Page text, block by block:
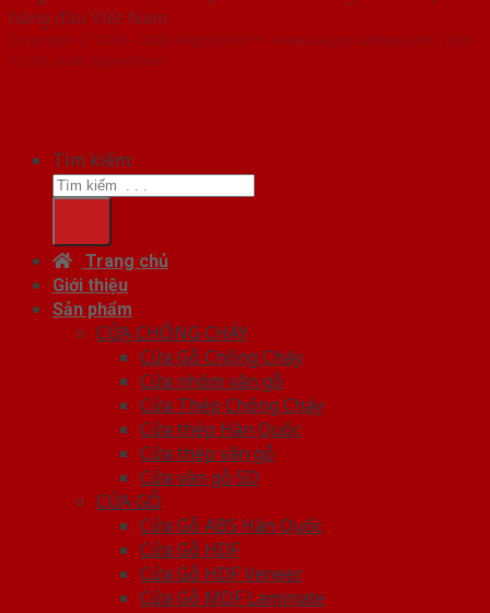
hàng đầu Việt Nam
Copyright ⓒ 2016 – 2026 SaigonDoor™ - www.cuagocuathep.com | Đơn
vị chủ quản SaigonDoor
Tìm kiếm:
Trang chủ
Giới thiệu
Sản phẩm
CỬA CHỐNG CHÁY
Cửa Gỗ Chống Cháy
Cửa nhôm vân gỗ
Cửa Thép Chống Cháy
Cửa thép Hàn Quốc
Cửa thép vân gỗ
Cửa vân gỗ 5D
CỬA GỖ
Cửa Gỗ ABS Hàn Quốc
Cửa Gỗ HDF
Cửa Gỗ HDF Veneer
Cửa Gỗ MDF Laminate